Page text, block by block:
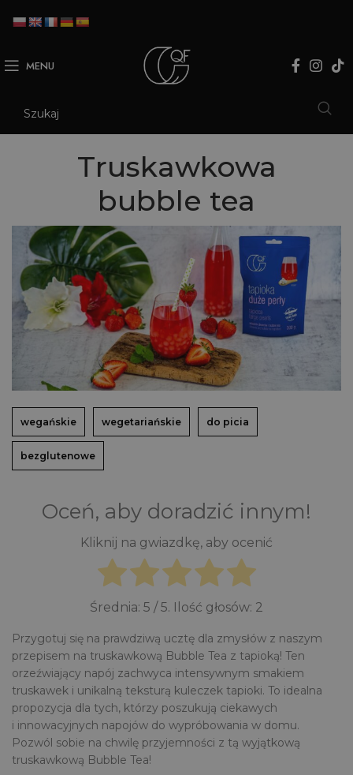
MENU
Truskawkowa
bubble tea
wegańskie wegetariańskie do picia
bezglutenowe
Oceń, aby doradzić innym!
Kliknij na gwiazdkę, aby ocenić
Średnia: 5 / 5. Ilość głosów: 2
Przygotuj się na prawdziwą ucztę dla zmysłów z naszym
przepisem na truskawkową Bubble Tea z tapioką! Ten
orzeźwiający napój zachwyca intensywnym smakiem
truskawek i unikalną teksturą kuleczek tapioki. To idealna
propozycja dla tych, którzy poszukują ciekawych
i innowacyjnych napojów do wypróbowania w domu.
Pozwól sobie na chwilę przyjemności z tą wyjątkową
truskawkową Bubble Tea!